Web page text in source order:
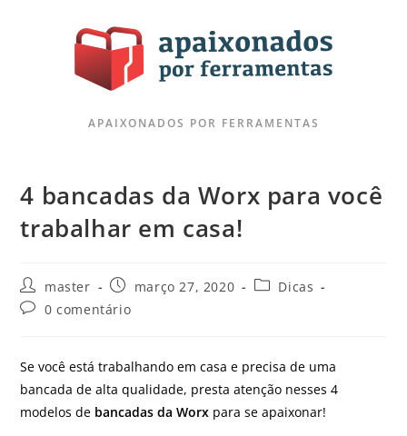
APAIXONADOS POR FERRAMENTAS
4 bancadas da Worx para você
trabalhar em casa!
master março 27, 2020
Dicas
0 comentário
Se você está trabalhando em casa e precisa de uma
bancada de alta qualidade, presta atenção nesses 4
modelos de bancadas da Worx para se apaixonar!